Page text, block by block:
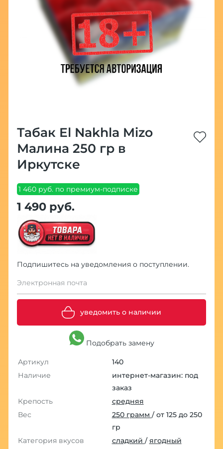
Табак El Nakhla Mizo
Малина 250 гр в
Иркутске
1 460 руб. по премиум-подписке
1 490 руб.
Подпишитесь на уведомления о поступлении.
Электронная почта
уведомить о наличии
Подобрать замену
Артикул
140
Наличие
интернет-магазин: под
заказ
Крепость
средняя
Вес
250 грамм / от 125 до 250
гр
Категория вкусов
сладкий /ягодный